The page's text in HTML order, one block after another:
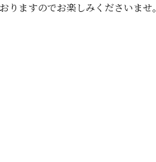
ますのでお楽しみくださいませ。